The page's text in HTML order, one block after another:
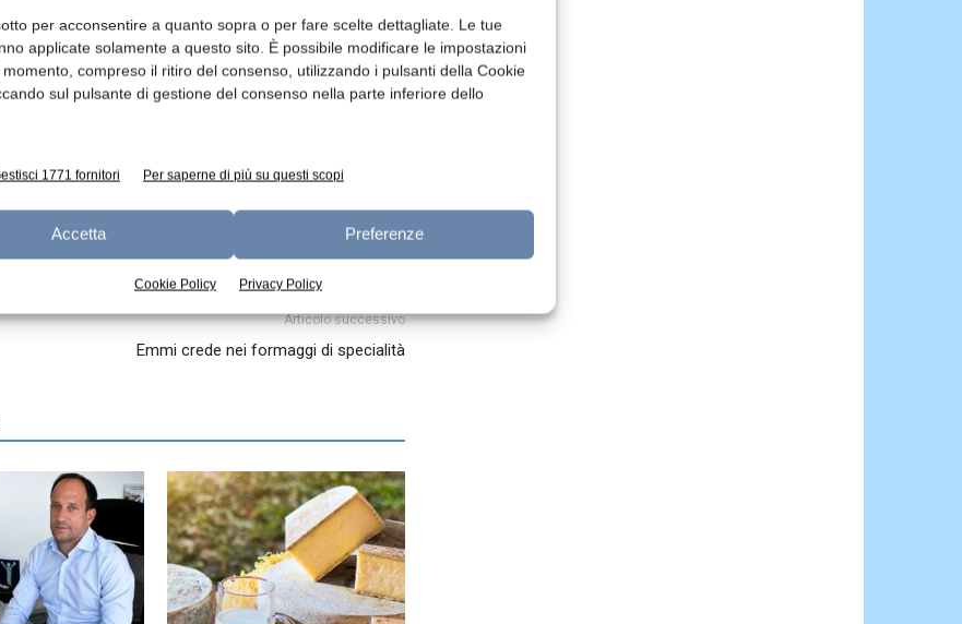
per acconsentire a quanto sopra o per fare scelte dettagliate. Le tue
applicate solamente a questo sito. È possibile modificare le impostazioni
momento, compreso il ritiro del consenso, utilizzando i pulsanti della Cookie
sul pulsante di gestione del consenso nella parte inferiore dello
1771 fornitori Per saperne di più su questi scopi
Accetta Preferenze
Cookie Policy Privacy Policy
Articolo successivo
Emmi crede nei formaggi di specialità